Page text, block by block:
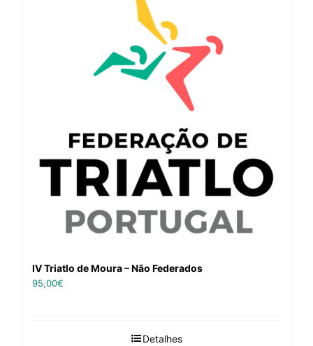
IV Triatlo de Moura – Não Federados
95,00€
Detalhes